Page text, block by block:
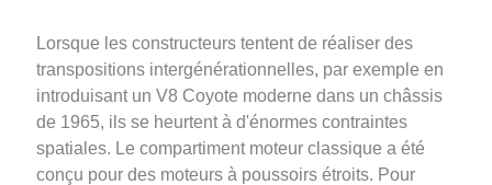
Lorsque les constructeurs tentent de réaliser des
transpositions intergénérationnelles, par exemple en
introduisant un V8 Coyote moderne dans un châssis
de 1965, ils se heurtent à d'énormes contraintes
spatiales. Le compartiment moteur classique a été
conçu pour des moteurs à poussoirs étroits. Pour